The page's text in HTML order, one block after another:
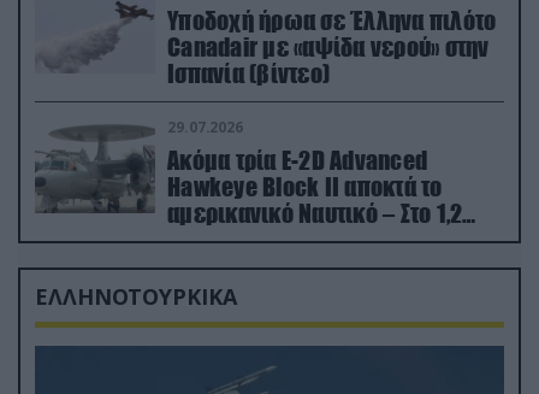
Υποδοχή ήρωα σε Έλληνα πιλότο
Canadair με «αψίδα νερού» στην
Ισπανία (βίντεο)
29.07.2026
Ακόμα τρία E-2D Advanced
Hawkeye Block II αποκτά το
αμερικανικό Ναυτικό – Στο 1,2
δισ.δολάρια το κόστος
ΕΛΛΗΝΟΤΟΥΡΚΙΚΑ